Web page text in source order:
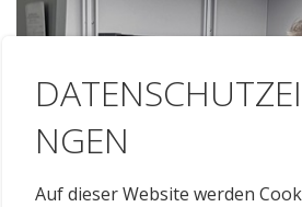
NGEN
Auf dieser Website werden